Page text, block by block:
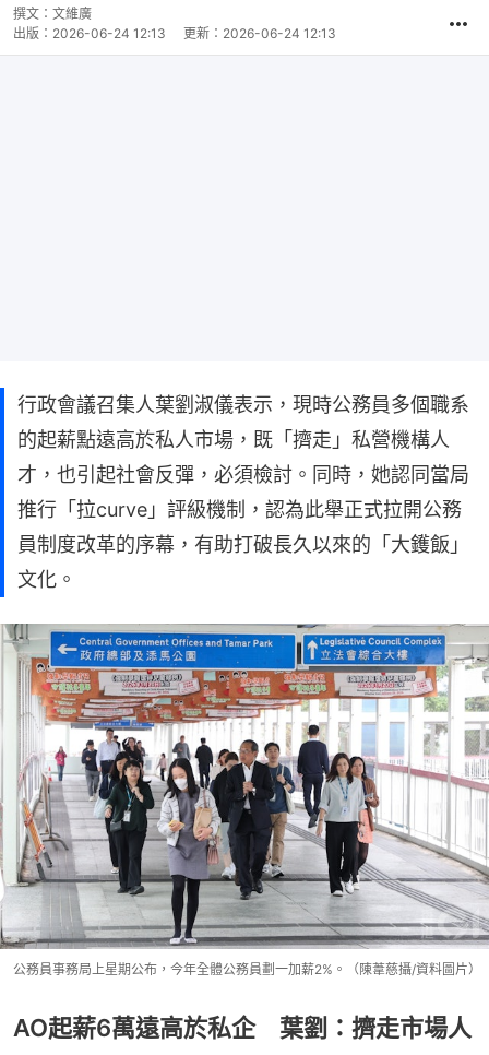
撰文： 文維廣
出版： 2026-06-24 12:13 更新： 2026-06-24 12:13
行政會議召集人葉劉淑儀表示，現時公務員多個職系
的起薪點遠高於私人市場，既「擠走」私營機構人
才，也引起社會反彈，必須檢討。同時，她認同當局
推行「拉curve」評級機制，認為此舉正式拉開公務
員制度改革的序幕，有助打破長久以來的「大鑊飯」
文化。
公務員事務局上星期公布，今年全體公務員劃一加薪2%。（陳葦慈攝/資料圖片）
AO起薪6萬遠高於私企 葉劉：擠走市場人